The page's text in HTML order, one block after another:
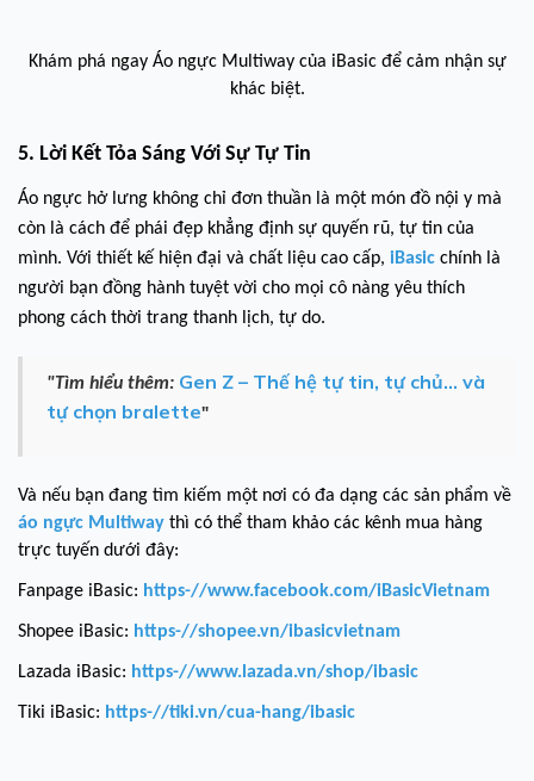
Khám phá ngay Áo ngực Multiway của iBasic để cảm nhận sự
khác biệt.
5. Lời Kết Tỏa Sáng Với Sự Tự Tin
Áo ngực hở lưng không chỉ đơn thuần là một món đồ nội y mà
còn là cách để phái đẹp khẳng định sự quyến rũ, tự tin của
mình. Với thiết kế hiện đại và chất liệu cao cấp, iBasic chính là
người bạn đồng hành tuyệt vời cho mọi cô nàng yêu thích
phong cách thời trang thanh lịch, tự do.
"Tìm hiểu thêm: Gen Z – Thế hệ tự tin, tự chủ… và
tự chọn bralette"
Và nếu bạn đang tìm kiếm một nơi có đa dạng các sản phẩm về
áo ngực Multiway thì có thể tham khảo các kênh mua hàng
trực tuyến dưới đây:
Fanpage iBasic: https-//www.facebook.com/iBasicVietnam
Shopee iBasic: https-//shopee.vn/ibasicvietnam
Lazada iBasic: https-//www.lazada.vn/shop/ibasic
Tiki iBasic: https-//tiki.vn/cua-hang/ibasic